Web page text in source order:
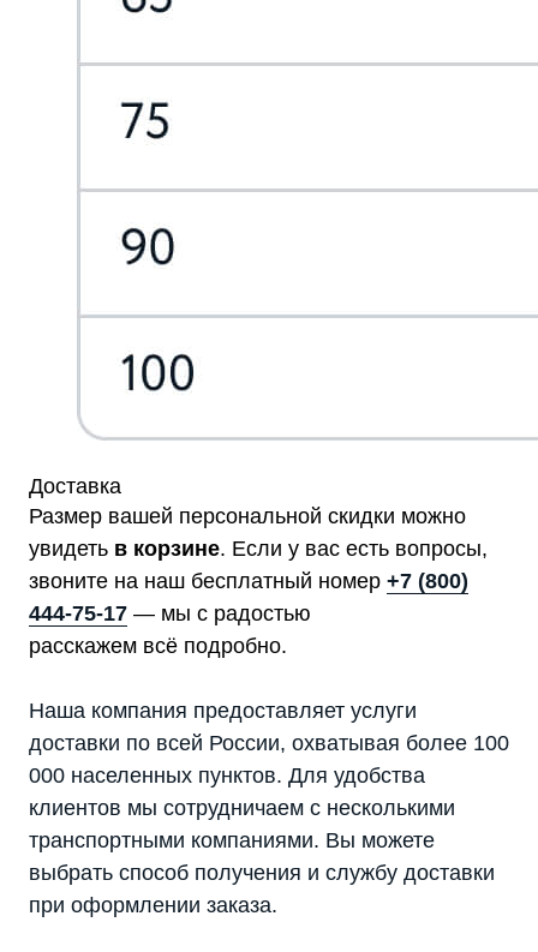
Доставка
Размер вашей персональной скидки можно
увидеть в корзине. Если у вас есть вопросы,
звоните на наш бесплатный номер +7 (800)
444-75-17 — мы с радостью
расскажем всё подробно.
Наша компания предоставляет услуги
доставки по всей России, охватывая более 100
000 населенных пунктов. Для удобства
клиентов мы сотрудничаем с несколькими
транспортными компаниями. Вы можете
выбрать способ получения и службу доставки
при оформлении заказа.